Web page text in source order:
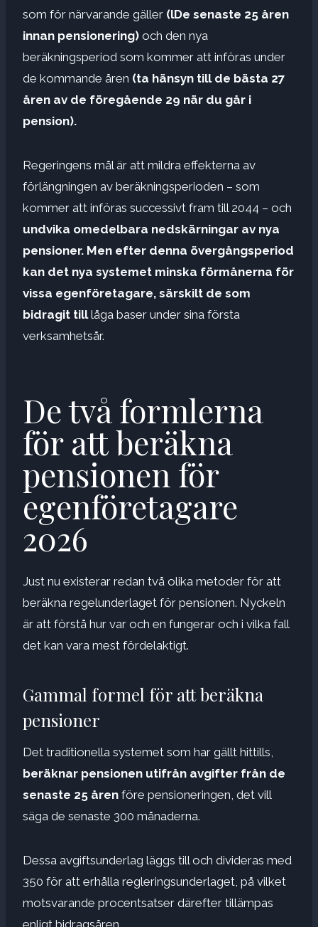
som för närvarande gäller (lDe senaste 25 åren
innan pensionering) och den nya
beräkningsperiod som kommer att införas under
de kommande åren (ta hänsyn till de bästa 27
åren av de föregående 29 när du går i
pension).
Regeringens mål är att mildra effekterna av
förlängningen av beräkningsperioden – som
kommer att införas successivt fram till 2044 – och
undvika omedelbara nedskärningar av nya
pensioner. Men efter denna övergångsperiod
kan det nya systemet minska förmånerna för
vissa egenföretagare, särskilt de som
bidragit tilllåga baser under sina första
verksamhetsår.
De två formlerna
för att beräkna
pensionen för
egenföretagare
2026
Just nu existerar redan två olika metoder för att
beräkna regelunderlaget för pensionen. Nyckeln
är att förstå hur var och en fungerar och i vilka fall
det kan vara mest fördelaktigt.
Gammal formel för att beräkna
pensioner
Det traditionella systemet som har gällt hittills,
beräknar pensionen utifrån avgifter från de
senaste 25 åren före pensioneringen, det vill
säga de senaste 300 månaderna.
Dessa avgiftsunderlag läggs till och divideras med
350 för att erhålla regleringsunderlaget, på vilket
motsvarande procentsatser därefter tillämpas
enligt bidragsåren.